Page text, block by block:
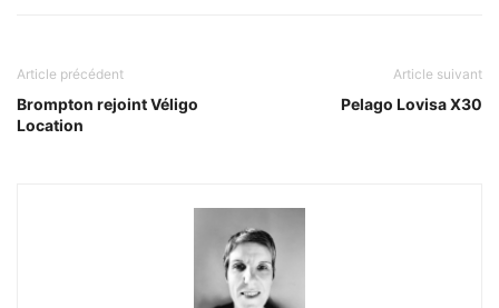
Article précédent
Brompton rejoint Véligo
Location
Article suivant
Pelago Lovisa X30